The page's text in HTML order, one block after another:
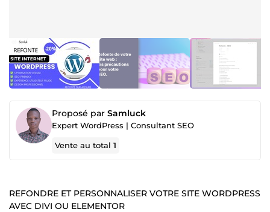
Proposé par Samluck
Expert WordPress | Consultant SEO
Vente au total1
REFONDRE ET PERSONNALISER VOTRE SITE WORDPRESS
AVEC DIVI OU ELEMENTOR